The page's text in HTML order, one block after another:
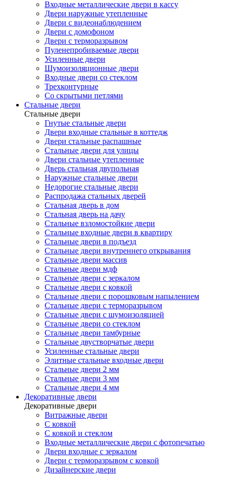
Входные металлические двери в кассу
Двери наружные утепленные
Двери с видеонаблюдением
Двери с домофоном
Двери с терморазрывом
Пуленепробиваемые двери
Усиленные двери
Шумоизоляционные двери
Входные двери со стеклом
Трехконтурные
Со скрытыми петлями
Стальные двери
Стальные двери
Гнутые стальные двери
Двери входные стальные в коттедж
Двери стальные распашные
Стальные двери для улицы
Двери стальные утепленные
Дверь стальная двупольная
Наружные стальные двери
Недорогие стальные двери
Распродажа стальных дверей
Стальная дверь в дом
Стальная дверь на дачу
Стальные взломостойкие двери
Стальные входные двери в квартиру
Стальные двери в подъезд
Стальные двери внутреннего открывания
Стальные двери массив
Стальные двери мдф
Стальные двери с зеркалом
Стальные двери с ковкой
Стальные двери с порошковым напылением
Стальные двери с терморазрывом
Стальные двери с шумоизоляцией
Стальные двери со стеклом
Стальные двери тамбурные
Стальные двустворчатые двери
Усиленные стальные двери
Элитные стальные входные двери
Стальные двери 2 мм
Стальные двери 3 мм
Стальные двери 4 мм
Декоративные двери
Декоративные двери
Витражные двери
С ковкой
С ковкой и стеклом
Входные металлические двери с фотопечатью
Двери входные с зеркалом
Двери с терморазрывом с ковкой
Дизайнерские двери